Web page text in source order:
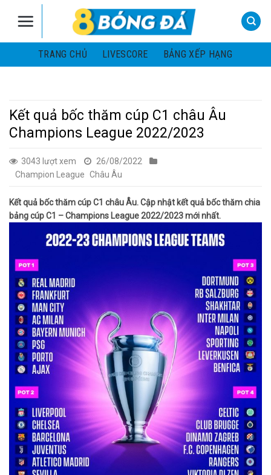
TRANG CHỦ
LIVESCORE BẢNG XẾP HẠNG
Kết quả bốc thăm cúp C1 châu Âu
Champions League 2022/2023
3043 lượt xem
26/08/2022
Champion League Châu Âu
Kết quả bốc thăm cúp C1 châu Âu. Cập nhật kết quả bốc thăm chia
bảng cúp C1 – Champions League 2022/2023 mới nhất.